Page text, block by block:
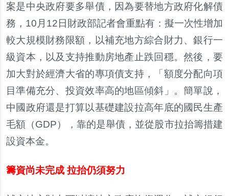
案是中央政府要多舉債，因為要替地方政府化解債
務，10月12日財政部記者會重點有：擬一次性增加
較大規模財務限額，以補充地方綜合財力、銀行一
級資本，以及支持推動房地產止跌回穩。然後，要
加大對於經濟大省的專項債支持，「額度分配向項
目準備充分、投資效率高的地區傾斜」。簡單說，
中國政府還是打算以基礎建設拉高年底的國民生產
毛額（GDP），靠的是舉債，並從股市拉抬籌措建
設資本金。
籌資尚未完成 拉抬仍須努力